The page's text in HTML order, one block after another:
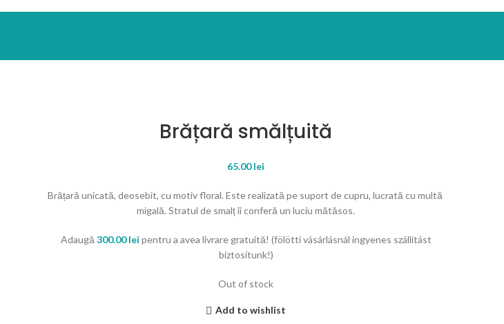
Brățară smălțuită
65.00lei
Brățară unicată, deosebit, cu motiv floral. Este realizată pe suport de cupru, lucrată cu multă
migală. Stratul de smalț îi conferă un luciu mătăsos.
Adaugă 300.00lei pentru a avea livrare gratuită! (fölötti vásárlásnál ingyenes szállítást
biztosítunk!)
Out of stock
Add to wishlist